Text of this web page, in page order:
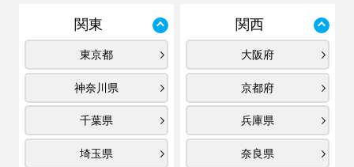
関東
東京都
神奈川県
千葉県
埼玉県
関西
大阪府
京都府
兵庫県
奈良県